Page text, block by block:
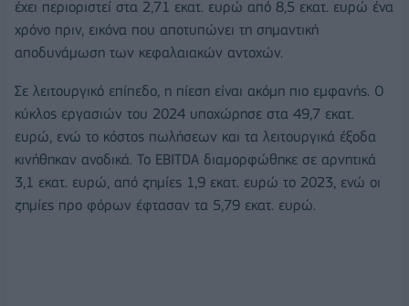
έχει περιοριστεί στα 2,71 εκατ. ευρώ από 8,5 εκατ. ευρώ ένα
χρόνο πριν, εικόνα που αποτυπώνει τη σημαντική
αποδυνάμωση των κεφαλαιακών αντοχών.
Σε λειτουργικό επίπεδο, η πίεση είναι ακόμη πιο εμφανής. Ο
κύκλος εργασιών του 2024 υποχώρησε στα 49,7 εκατ.
ευρώ, ενώ το κόστος πωλήσεων και τα λειτουργικά έξοδα
κινήθηκαν ανοδικά. Το EBITDA διαμορφώθηκε σε αρνητικά
3,1 εκατ. ευρώ, από ζημίες 1,9 εκατ. ευρώ το 2023, ενώ οι
ζημίες προ φόρων έφτασαν τα 5,79 εκατ. ευρώ.